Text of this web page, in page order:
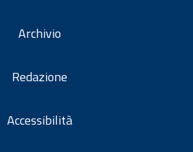
Archivio
Redazione
Accessibilità